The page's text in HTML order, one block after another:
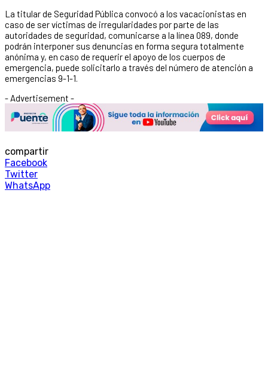
La titular de Seguridad Pública convocó a los vacacionistas en
caso de ser víctimas de irregularidades por parte de las
autoridades de seguridad, comunicarse a la línea 089, donde
podrán interponer sus denuncias en forma segura totalmente
anónima y, en caso de requerir el apoyo de los cuerpos de
emergencia, puede solicitarlo a través del número de atención a
emergencias 9-1-1.
- Advertisement -
compartir
Facebook
Twitter
WhatsApp